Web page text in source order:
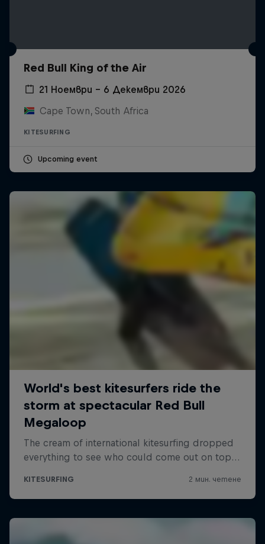
Red Bull King of the Air
21 Ноември – 6 Декември 2026
Cape Town, South Africa
KITESURFING
Upcoming event